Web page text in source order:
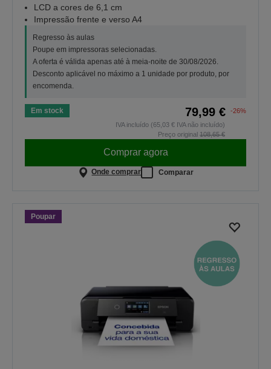
LCD a cores de 6,1 cm
Impressão frente e verso A4
Regresso às aulas
Poupe em impressoras selecionadas.
A oferta é válida apenas até à meia-noite de 30/08/2026.
Desconto aplicável no máximo a 1 unidade por produto, por
encomenda.
Em stock 79,99 €
-26%
IVA incluído (65,03 € IVA não incluído)
Preço original 108,65 €
Comprar agora
Onde comprar Comparar
Poupar